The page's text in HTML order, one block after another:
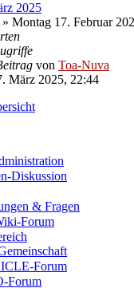
2025
» Montag 17. Februar
von Toa-Nuva
März 2025, 22:44
Diskussion
& Fragen
Forum
Forum
Forum